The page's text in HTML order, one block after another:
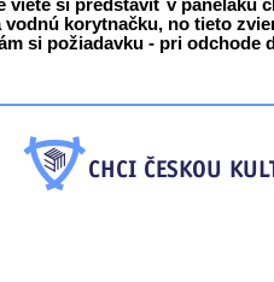
viete si predstaviť v paneláku
vodnú korytnačku, no tieto
si požiadavku - pri odchode